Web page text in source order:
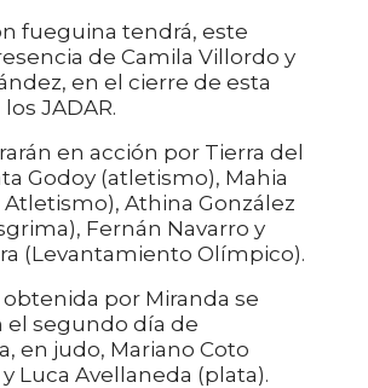
fueguina tendrá, este
de Camila Villordo y
en el cierre de esta
JADAR.
en acción por Tierra del
Godoy (atletismo), Mahia
Atletismo), Athina González
Fernán Navarro y
(Levantamiento Olímpico).
por Miranda se
el segundo día de
en judo, Mariano Coto
Luca Avellaneda (plata).